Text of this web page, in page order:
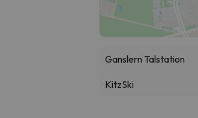
Ganslern Talstation
KitzSki